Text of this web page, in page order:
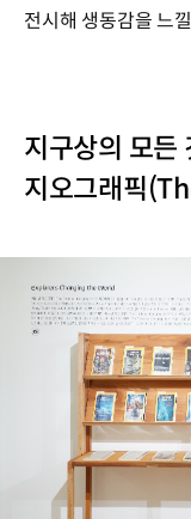
전시해 생동감을 느
지구상의 모든
지오그래픽